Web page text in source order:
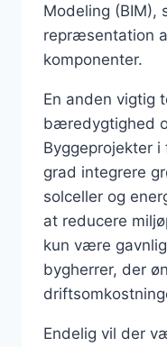
Modeling (BIM),
repræsentation
komponenter.
En anden vigtig
bæredygtighed
Byggeprojekter
grad integrere
solceller og
at reducere
kun være
bygherrer, der
Endelig vil der